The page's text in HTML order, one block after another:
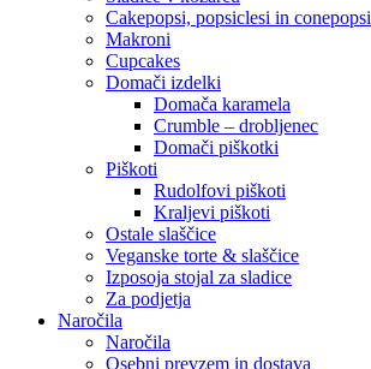
Cakepopsi, popsiclesi in conepopsi
Makroni
Cupcakes
Domači izdelki
Domača karamela
Crumble – drobljenec
Domači piškotki
Piškoti
Rudolfovi piškoti
Kraljevi piškoti
Ostale slaščice
Veganske torte & slaščice
Izposoja stojal za sladice
Za podjetja
Naročila
Naročila
Osebni prevzem in dostava